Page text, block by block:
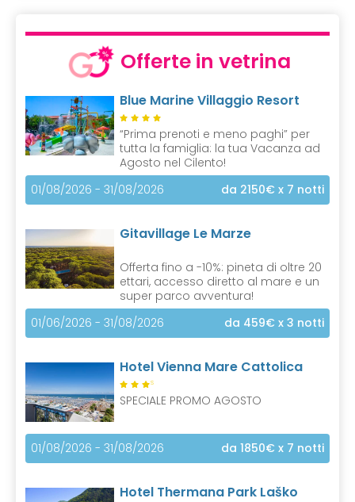
Offerte in vetrina
Blue Marine Villaggio Resort
“Prima prenoti e meno paghi” per
tutta la famiglia: la tua Vacanza ad
Agosto nel Cilento!
01/08/2026 - 31/08/2026
da 2150€ x 7 notti
Gitavillage Le Marze
Offerta fino a -10%: pineta di oltre 20
ettari, accesso diretto al mare e un
super parco avventura!
01/06/2026 - 31/08/2026
da 459€ x 3 notti
Hotel Vienna Mare Cattolica
S
SPECIALE PROMO AGOSTO
01/08/2026 - 31/08/2026 da 1850€ x 7 notti
Hotel Thermana Park Laško